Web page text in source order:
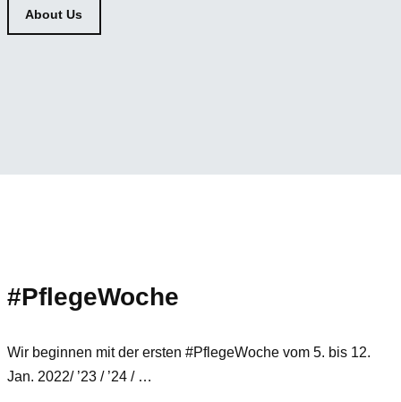
About Us
#PflegeWoche
Wir beginnen mit der ersten #PflegeWoche vom 5. bis 12.
Jan. 2022/ ’23 / ’24 / …